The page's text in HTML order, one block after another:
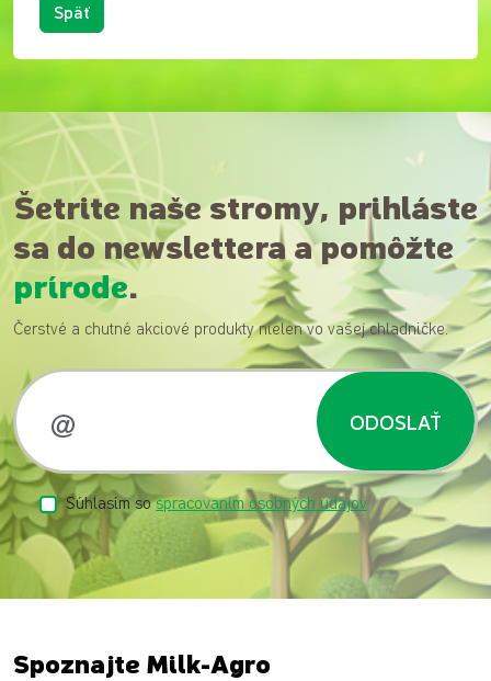
Späť
Šetrite naše stromy, prihláste
sa do newslettera a pomôžte
prírode.
Čerstvé a chutné akciové produkty nielen vo vašej chladničke.
ODOSLAŤ
Súhlasím sospracovaním osobných údajov
Spoznajte Milk-Agro